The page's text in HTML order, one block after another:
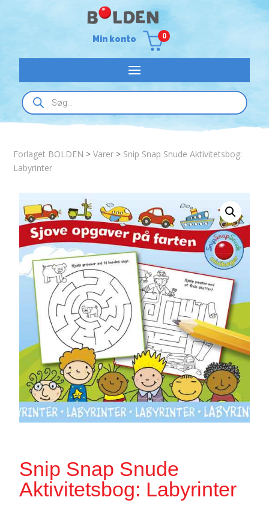
Min konto 0
Products
search
Forlaget BOLDEN >Varer > Snip Snap Snude Aktivitetsbog:
Labyrinter
Snip Snap Snude
Aktivitetsbog: Labyrinter